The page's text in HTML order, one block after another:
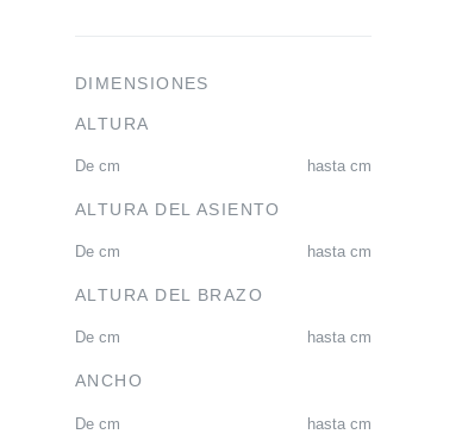
DIMENSIONES
ALTURA
De cm hasta cm
ALTURA DEL ASIENTO
De cm hasta cm
ALTURA DEL BRAZO
De cm hasta cm
ANCHO
De cm hasta cm